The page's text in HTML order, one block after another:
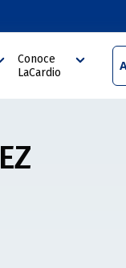
Conoce
LaCardio